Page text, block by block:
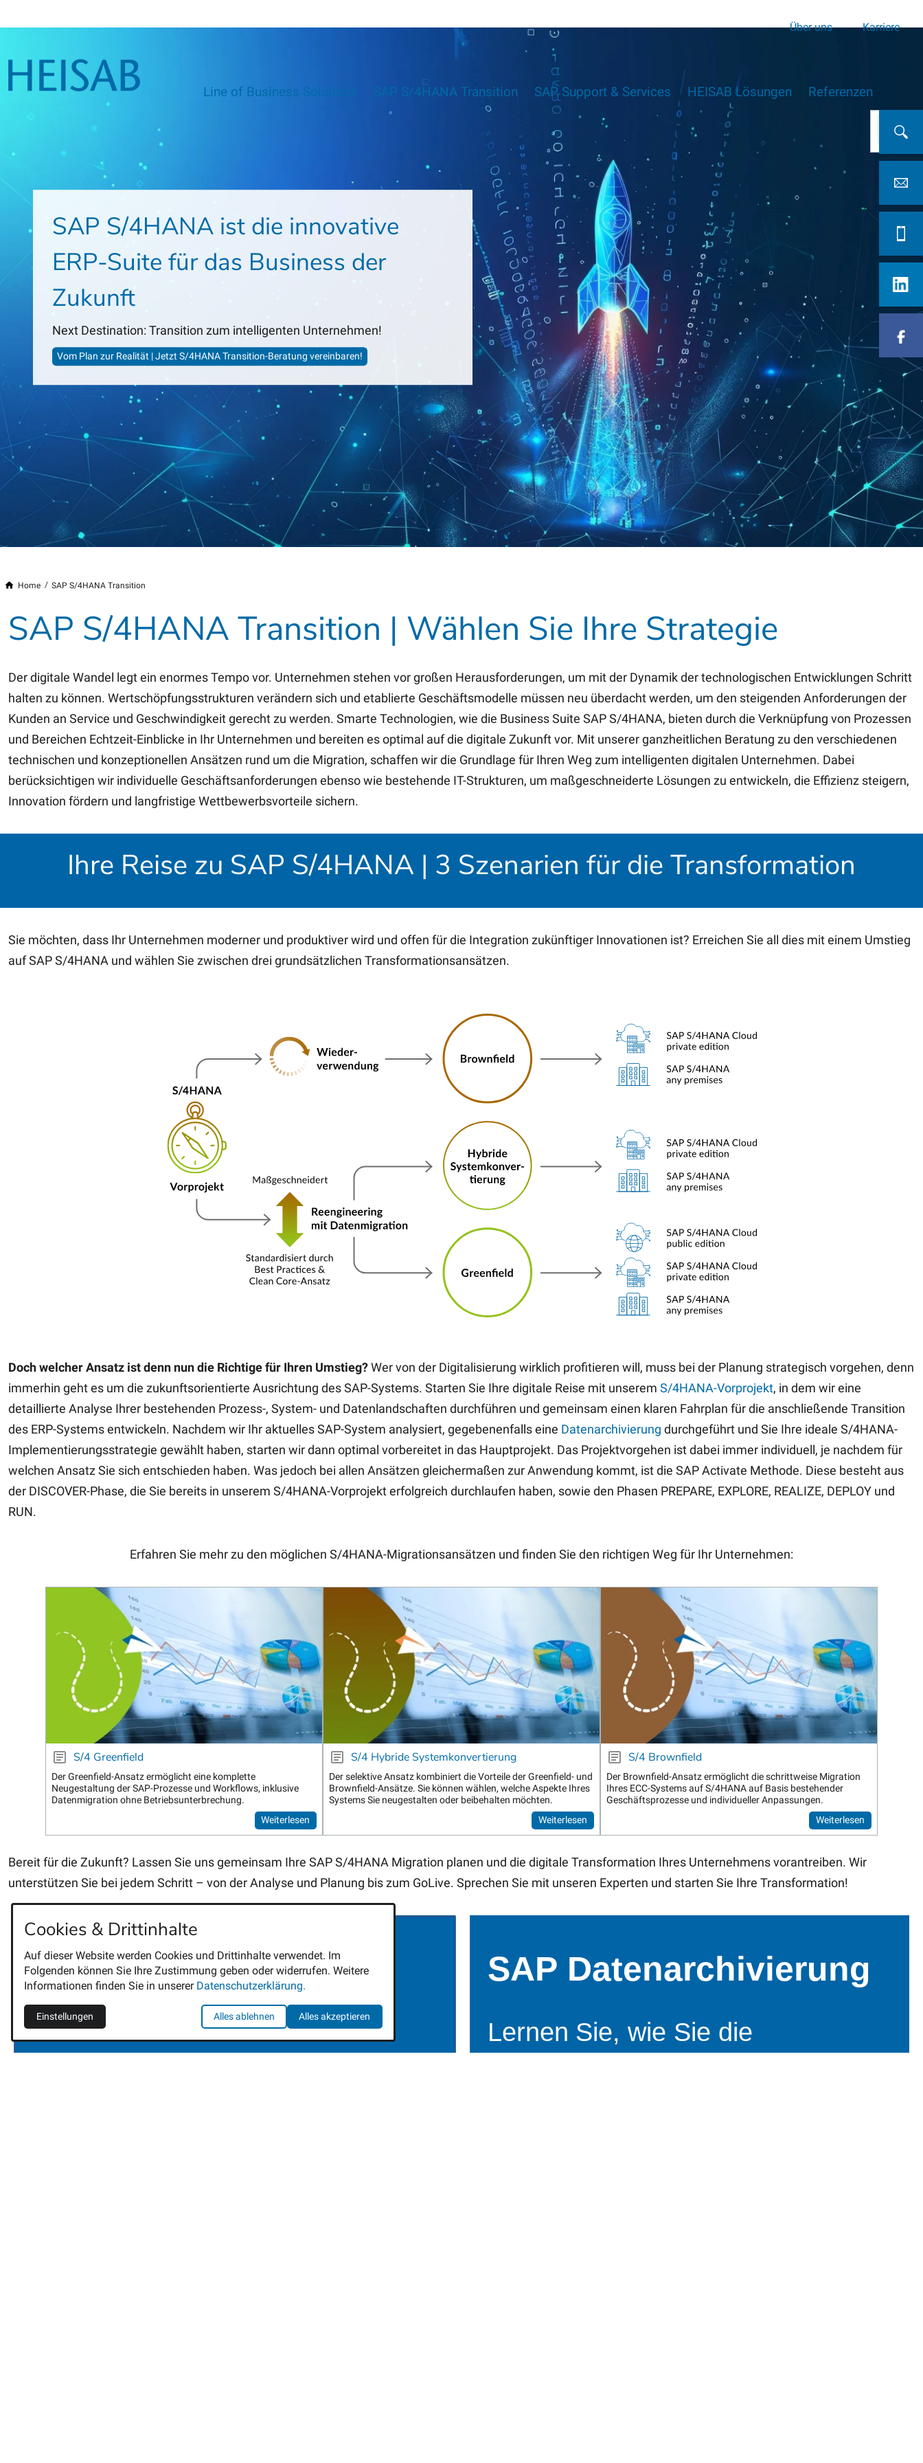
Über uns Karriere
Line of Business Solutions SAP S/4HANA Transition SAP Support & Services HEISAB Lösungen Referenzen
SAP S/4HANA ist die innovative
ERP-Suite für das Business der
Zukunft
Next Destination: Transition zum intelligenten Unternehmen!
Vom Plan zur Realität | Jetzt S/4HANA Transition-Beratung vereinbaren!
Home SAP S/4HANA Transition
SAP S/4HANA Transition | Wählen Sie Ihre Strategie
Der digitale Wandel legt ein enormes Tempo vor. Unternehmen stehen vor großen Herausforderungen, um mit der Dynamik der technologischen Entwicklungen Schritt
halten zu können. Wertschöpfungsstrukturen verändern sich und etablierte Geschäftsmodelle müssen neu überdacht werden, um den steigenden Anforderungen der
Kunden an Service und Geschwindigkeit gerecht zu werden. Smarte Technologien, wie die Business Suite SAP S/4HANA, bieten durch die Verknüpfung von Prozessen
und Bereichen Echtzeit-Einblicke in Ihr Unternehmen und bereiten es optimal auf die digitale Zukunft vor. Mit unserer ganzheitlichen Beratung zu den verschiedenen
technischen und konzeptionellen Ansätzen rund um die Migration, schaffen wir die Grundlage für Ihren Weg zum intelligenten digitalen Unternehmen. Dabei
berücksichtigen wir individuelle Geschäftsanforderungen ebenso wie bestehende IT-Strukturen, um maßgeschneiderte Lösungen zu entwickeln, die Effizienz steigern,
Innovation fördern und langfristige Wettbewerbsvorteile sichern.
Ihre Reise zu SAP S/4HANA | 3 Szenarien für die Transformation
Sie möchten, dass Ihr Unternehmen moderner und produktiver wird und offen für die Integration zukünftiger Innovationen ist? Erreichen Sie all dies mit einem Umstieg
auf SAP S/4HANA und wählen Sie zwischen drei grundsätzlichen Transformationsansätzen.
Doch welcher Ansatz ist denn nun die Richtige für Ihren Umstieg?Wer von der Digitalisierung wirklich profitieren will, muss bei der Planung strategisch vorgehen, denn
immerhin geht es um die zukunftsorientierte Ausrichtung des SAP-Systems. Starten Sie Ihre digitale Reise mit unserem S/4HANA-Vorprojekt, in dem wir eine
detaillierte Analyse Ihrer bestehenden Prozess-, System- und Datenlandschaften durchführen und gemeinsam einen klaren Fahrplan für die anschließende Transition
des ERP-Systems entwickeln. Nachdem wir Ihr aktuelles SAP-System analysiert, gegebenenfalls eine Datenarchivierung durchgeführt und Sie Ihre ideale S/4HANA-
Implementierungsstrategie gewählt haben, starten wir dann optimal vorbereitet in das Hauptprojekt. Das Projektvorgehen ist dabei immer individuell, je nachdem für
welchen Ansatz Sie sich entschieden haben. Was jedoch bei allen Ansätzen gleichermaßen zur Anwendung kommt, ist die SAP Activate Methode. Diese besteht aus
der DISCOVER-Phase, die Sie bereits in unserem S/4HANA-Vorprojekt erfolgreich durchlaufen haben, sowie den Phasen PREPARE, EXPLORE, REALIZE, DEPLOY und
RUN.
Erfahren Sie mehr zu den möglichen S/4HANA-Migrationsansätzen und finden Sie den richtigen Weg für Ihr Unternehmen:
S/4 Greenfield
Der Greenfield-Ansatz ermöglicht eine komplette
Neugestaltung der SAP-Prozesse und Workflows, inklusive
Datenmigration ohne Betriebsunterbrechung.
Weiterlesen
S/4 Hybride Systemkonvertierung
Der selektive Ansatz kombiniert die Vorteile der Greenfield- und
Brownfield-Ansätze. Sie können wählen, welche Aspekte Ihres
Systems Sie neugestalten oder beibehalten möchten.
Weiterlesen
S/4 Brownfield
Der Brownfield-Ansatz ermöglicht die schrittweise Migration
Ihres ECC-Systems auf S/4HANA auf Basis bestehender
Geschäftsprozesse und individueller Anpassungen.
Weiterlesen
Bereit für die Zukunft? Lassen Sie uns gemeinsam Ihre SAP S/4HANA Migration planen und die digitale Transformation Ihres Unternehmens vorantreiben. Wir
unterstützen Sie bei jedem Schritt – von der Analyse und Planung bis zum GoLive. Sprechen Sie mit unseren Experten und starten Sie Ihre Transformation!
Cookies & Drittinhalte
Auf dieser Website werden Cookies und Drittinhalte verwendet. Im
Folgenden können Sie Ihre Zustimmung geben oder widerrufen. Weitere
Informationen finden Sie in unserer Datenschutzerklärung.
Einstellungen Alles ablehnen Alles akzeptieren